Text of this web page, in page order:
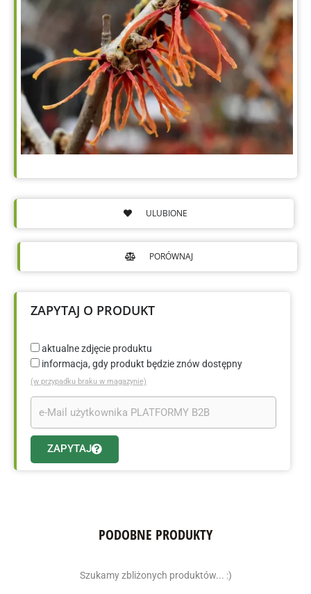
ULUBIONE
PORÓWNAJ
ZAPYTAJ O PRODUKT
aktualne zdjęcie produktu
informacja, gdy produkt będzie znów dostępny
(w przypadku braku w magazynie)
ZAPYTAJ
PODOBNE PRODUKTY
Szukamy zbliżonych produktów... :)